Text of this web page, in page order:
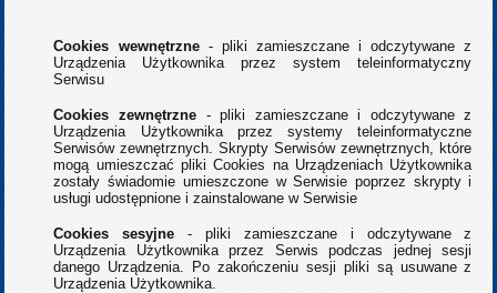
Cookies wewnętrzne- pliki zamieszczane i odczytywane z
Urządzenia Użytkownika przez system teleinformatyczny
Serwisu
Cookies zewnętrzne - pliki zamieszczane i odczytywane z
Urządzenia Użytkownika przez systemy teleinformatyczne
Serwisów zewnętrznych. Skrypty Serwisów zewnętrznych, które
mogą umieszczać pliki Cookies na Urządzeniach Użytkownika
zostały świadomie umieszczone w Serwisie poprzez skrypty i
usługi udostępnione i zainstalowane w Serwisie
Cookies sesyjne - pliki zamieszczane i odczytywane z
Urządzenia Użytkownika przez Serwispodczas jednej sesji
danego Urządzenia. Po zakończeniu sesji pliki są usuwane z
Urządzenia Użytkownika.